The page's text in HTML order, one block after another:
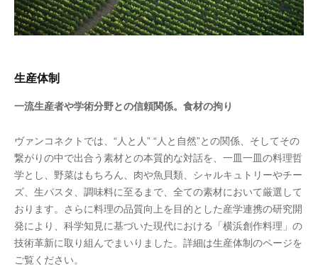
生産体制
一流生産者や学術分野との信頼関係。食材の拘り
ヴァンコネクトでは、“人と人” “人と自然”との関係、そしてその
繋がりの中で出合う素材との本質的な対話を、一皿一皿の料理哲
学とし、野菜はもちろん、肉や魚貝類、シャルキュトリーやチー
ズ、生パスタ、調味料に至るまで、全ての素材において厳選して
おります。さらに料理の品質向上を目的とした産学連携の研究開
発により、科学知見に基づいた現代における「横浜創作料理」の
技術革新に取り組んでまいりました。詳細は生産体制のページを
ご覧ください。